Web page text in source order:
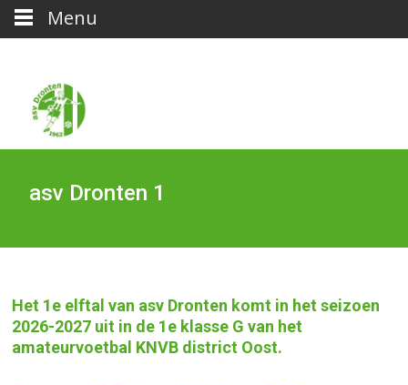
asv Dronten 1
Het 1e elftal van asv Dronten komt in het seizoen
2026-2027 uit in de 1e klasse G van het
amateurvoetbal KNVB district Oost.
Menu